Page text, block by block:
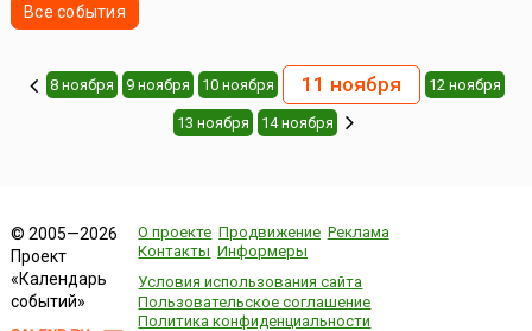
Все события
8 ноября 9 ноября 10 ноября 11 ноября 12 ноября
13 ноября 14 ноября
© 2005—2026
Проект
«Календарь
событий»
О проекте Продвижение Реклама
Контакты Информеры
Условия использования сайта
Пользовательское соглашение
Политика конфиденциальности